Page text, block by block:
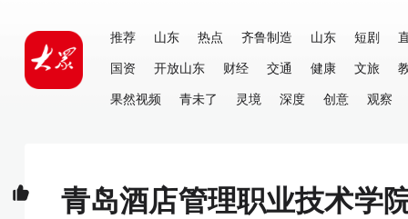
推荐 山东 热点 齐鲁制造 山东 短剧
国资
开放山东 财经 交通 健康 文旅
果然视频
青未了 灵境 深度 创意 观察
青岛酒店管理职业技术学